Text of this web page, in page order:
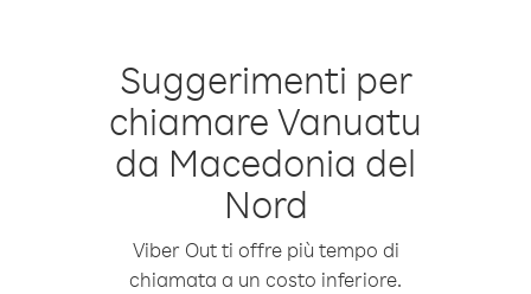
Suggerimenti per
chiamare Vanuatu
da Macedonia del
Nord
Viber Out ti offre più tempo di
chiamata a un costo inferiore.